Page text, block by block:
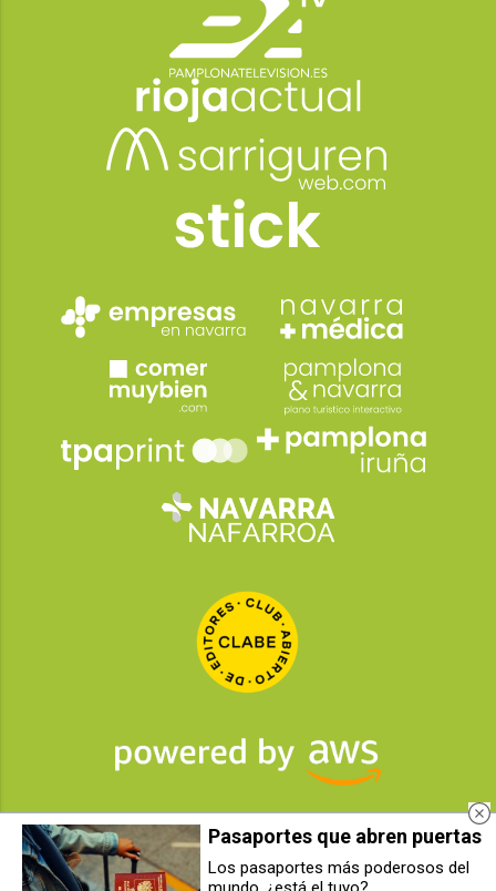
2026
© Grupo Comunikaze
Pasaportes que abren puertas
Los pasaportes más poderosos del